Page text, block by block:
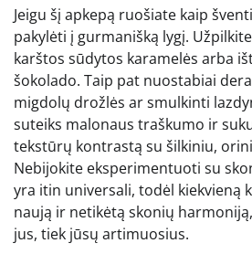
Jeigu šį apkepą ruošiate kaip
pakylėti į gurmanišką lygį.
karštos sūdytos karamelės arba
šokolado. Taip pat nuostabiai
migdolų drožlės ar smulkinti
suteiks malonaus traškumo ir
tekstūrų kontrastą su šilkiniu,
Nebijokite eksperimentuoti su
yra itin universali, todėl kiekvieną
naują ir netikėtą skonių
jus, tiek jūsų artimuosius.